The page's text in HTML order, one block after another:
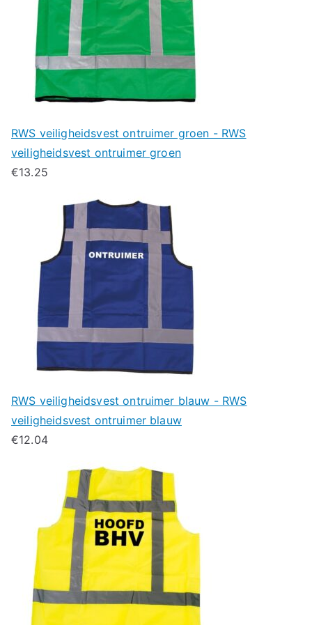
RWS veiligheidsvest ontruimer groen - RWS
veiligheidsvest ontruimer groen
€13.25
RWS veiligheidsvest ontruimer blauw - RWS
veiligheidsvest ontruimer blauw
€12.04